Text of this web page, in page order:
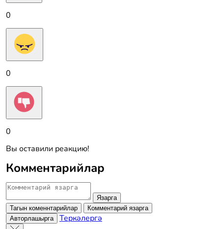
0
0
0
Вы оставили реакцию!
Комментарийлар
Язарга
Тагын коменнтарийлар
Комментарий язарга
Авторлашырга
Теркәлергә